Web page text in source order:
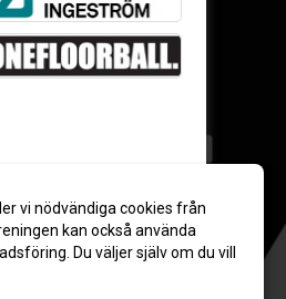
vi nödvändiga cookies från
kan också använda
Du väljer själv om du vill